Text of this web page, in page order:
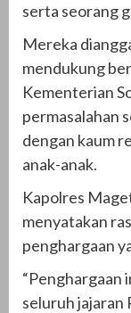
serta seorang
Mereka
mendukung
Kementerian
permasalahan
dengan kaum
anak-anak.
Kapolres
menyatakan
penghargaan
“Penghargaan
seluruh jajaran